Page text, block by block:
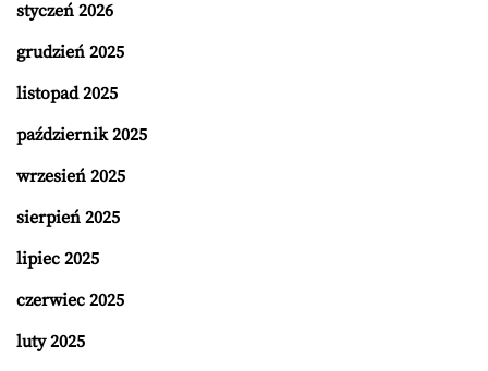
styczeń 2026
grudzień 2025
listopad 2025
październik 2025
wrzesień 2025
sierpień 2025
lipiec 2025
czerwiec 2025
luty 2025